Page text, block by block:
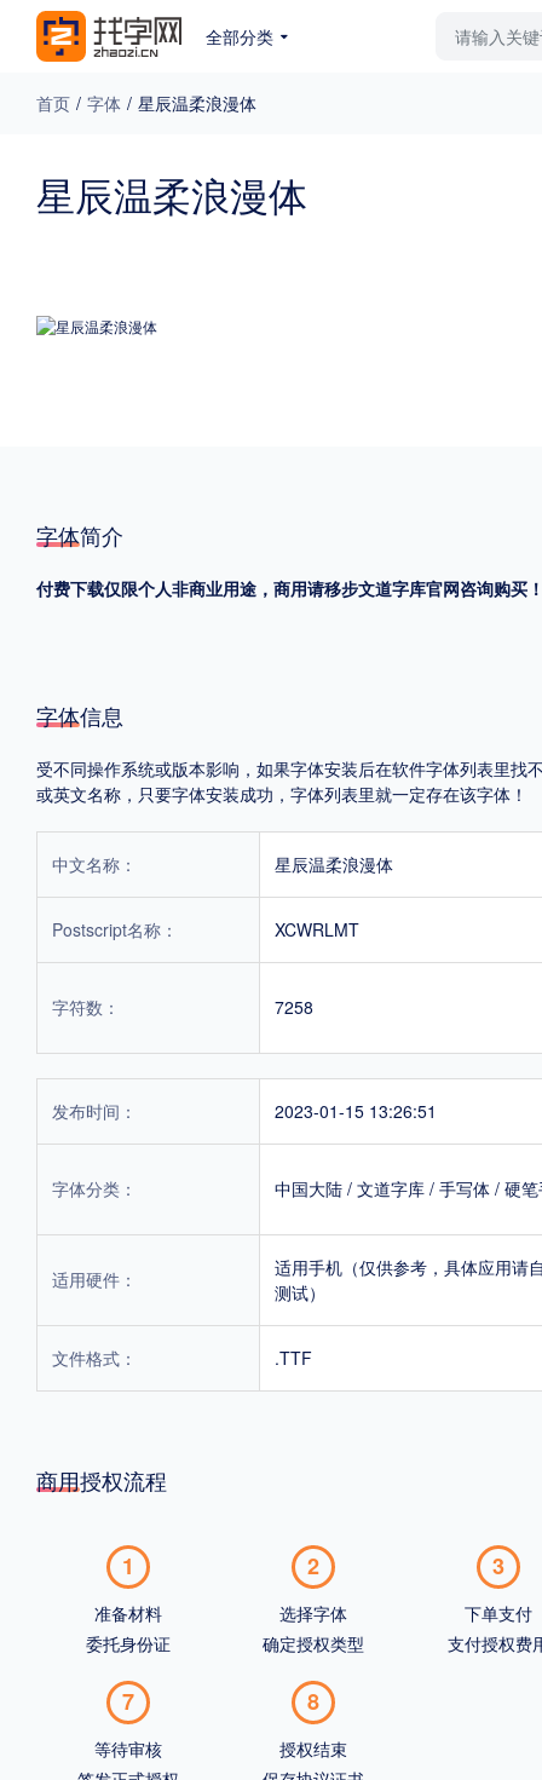
全部分类
免费下载 收费下载 更多
格式
地区
中国大陆 中国港澳台 更多
首页 / 字体 / 星辰温柔浪漫体
星辰温柔浪漫体
字体简介
付费下载仅限个人非商业用途，商用请移步文道字库官网咨询购买
字体信息
受不同操作系统或版本影响，如果字体安装后在软件字体列表里
或英文名称，只要字体安装成功，字体列表里就一定存在该字体！
中文名称： 星辰温柔浪漫体
Postscript名称： XCWRLMT
字符数： 7258
发布时间： 2023-01-15 13:26:51
字体分类： 中国大陆 / 文道字库 / 手写体 / 硬
适用硬件：
适用手机（仅供参考，具体应用请
测试）
文件格式： .TTF
商用授权流程
1
准备材料
委托身份证
2
选择字体
确定授权类型
3
下单支付
支付授权费
7
等待审核
8
授权结束